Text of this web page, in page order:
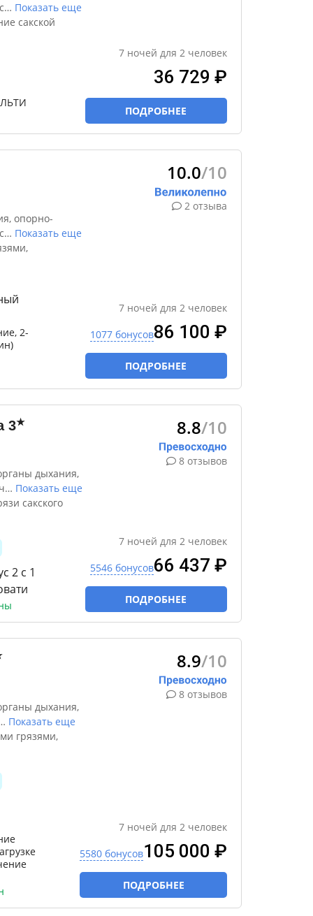
… Показать еще
сакской
7 ночей для 2 человек
36 729 ₽
ПОДРОБНЕЕ
опорно-
… Показать еще
2-
10.0/10
2 отзыва
7 ночей для 2 человек
1077 бонусов86 100 ₽
ПОДРОБНЕЕ
3★
дыхания,
… Показать еще
сакского
2 c 1
8.8/10
8 отзывов
7 ночей для 2 человек
5546 бонусов66 437 ₽
ПОДРОБНЕЕ
дыхания,
Показать еще
грязями,
8.9/10
8 отзывов
7 ночей для 2 человек
5580 бонусов105 000 ₽
ПОДРОБНЕЕ